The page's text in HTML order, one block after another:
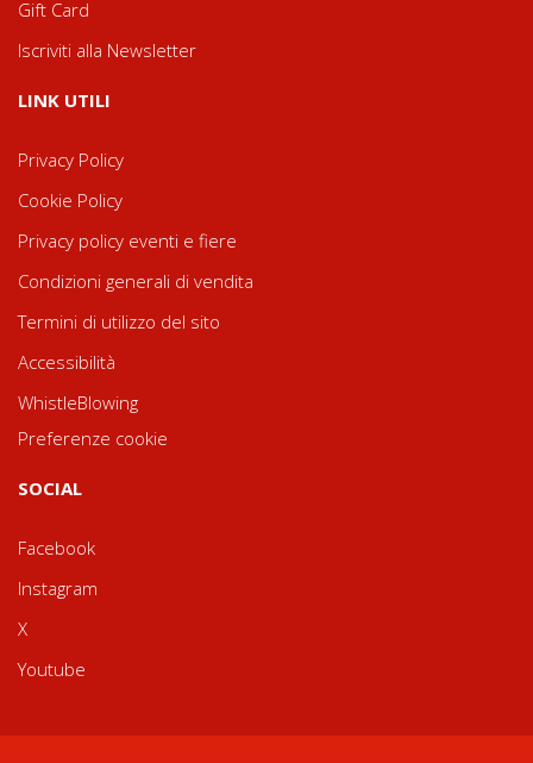
Gift Card
Iscriviti alla Newsletter
LINK UTILI
Privacy Policy
Cookie Policy
Privacy policy eventi e fiere
Condizioni generali di vendita
Termini di utilizzo del sito
Accessibilità
WhistleBlowing
Preferenze cookie
SOCIAL
Facebook
Instagram
X
Youtube